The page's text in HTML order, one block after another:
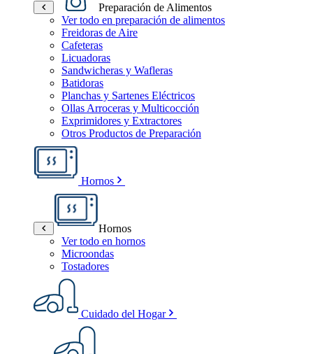
Preparación de Alimentos
Ver todo en preparación de alimentos
Freidoras de Aire
Cafeteras
Licuadoras
Sandwicheras y Wafleras
Batidoras
Planchas y Sartenes Eléctricos
Ollas Arroceras y Multicocción
Exprimidores y Extractores
Otros Productos de Preparación
Hornos
Hornos
Ver todo en hornos
Microondas
Tostadores
Cuidado del Hogar